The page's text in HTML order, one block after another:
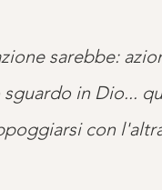
sarebbe:
in Dio...
con